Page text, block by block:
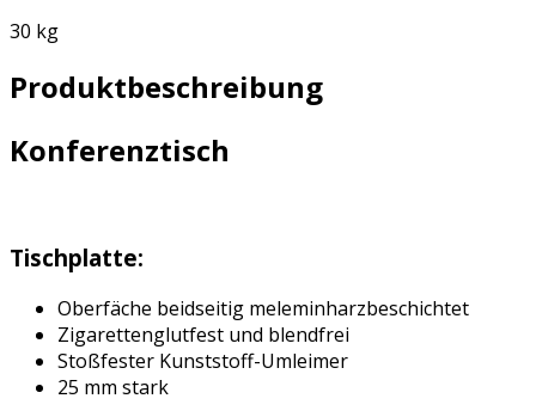
30 kg
Produktbeschreibung
Konferenztisch
Tischplatte:
Oberfäche beidseitig meleminharzbeschichtet
Zigarettenglutfest und blendfrei
Stoßfester Kunststoff-Umleimer
25 mm stark